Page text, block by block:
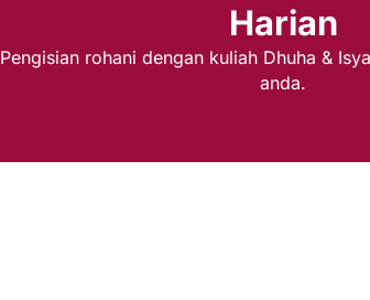
Harian
Pengisian rohani dengan kuliah Dhuha &
anda.